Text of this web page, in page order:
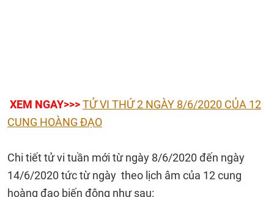
XEM NGAY>>>TỬ VI THỨ 2 NGÀY 8/6/2020 CỦA 12
CUNG HOÀNG ĐẠO
Chi tiết tử vi tuần mới từ ngày 8/6/2020 đến ngày
14/6/2020 tức từ ngày theo lịch âm của 12 cung
hoàng đạo biến động như sau: